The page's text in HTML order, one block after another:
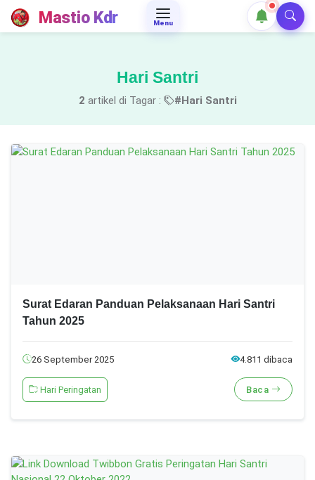
Mastio Kdr Menu
Hari Santri
2 artikel di Tagar : #Hari Santri
Surat Edaran Panduan Pelaksanaan Hari Santri
Tahun 2025
26 September 2025 4.811 dibaca
Hari Peringatan Baca